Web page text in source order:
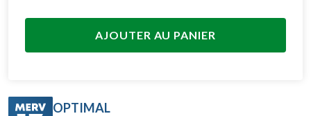
AJOUTER AU PANIER
OPTIMAL